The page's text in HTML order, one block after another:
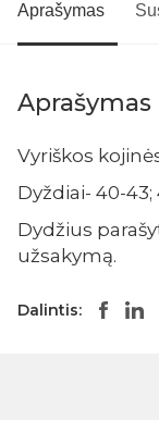
Aprašymas
Aprašymas
Vyriškos
Dyždiai- 40-43;
Dydžius
užsakymą.
Dalintis: